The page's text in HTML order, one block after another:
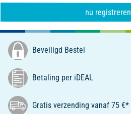
nu registreren
Beveiligd Bestel
Betaling per iDEAL
Gratis verzending vanaf 75 €*